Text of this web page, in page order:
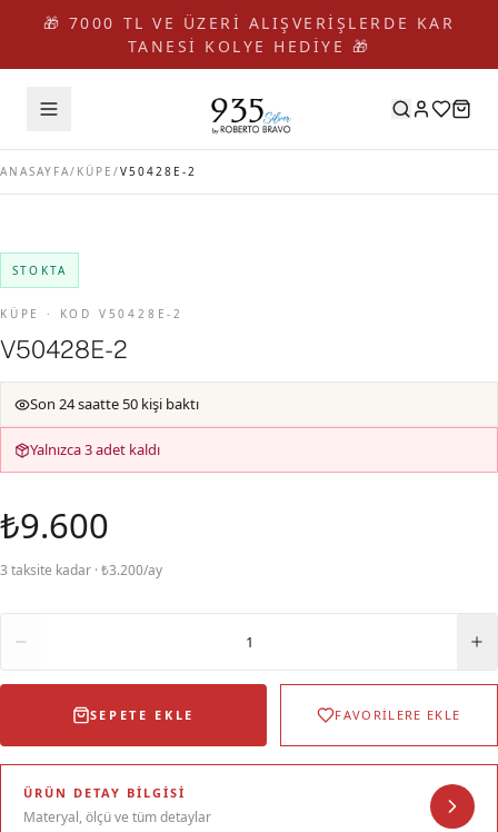
🎁 7000 TL VE ÜZERİ ALIŞVERİŞLERDE KAR
TANESİ KOLYE HEDİYE 🎁
ANASAYFA/ KÜPE /V50428E-2
STOKTA
KÜPE · KOD V50428E-2
V50428E-2
Son 24 saatte 50 kişi baktı
Yalnızca 3 adet kaldı
₺9.600
3 taksite kadar · ₺3.200/ay
1
SEPETE EKLE FAVORİLERE EKLE
ÜRÜN DETAY BILGISI
Materyal, ölçü ve tüm detaylar